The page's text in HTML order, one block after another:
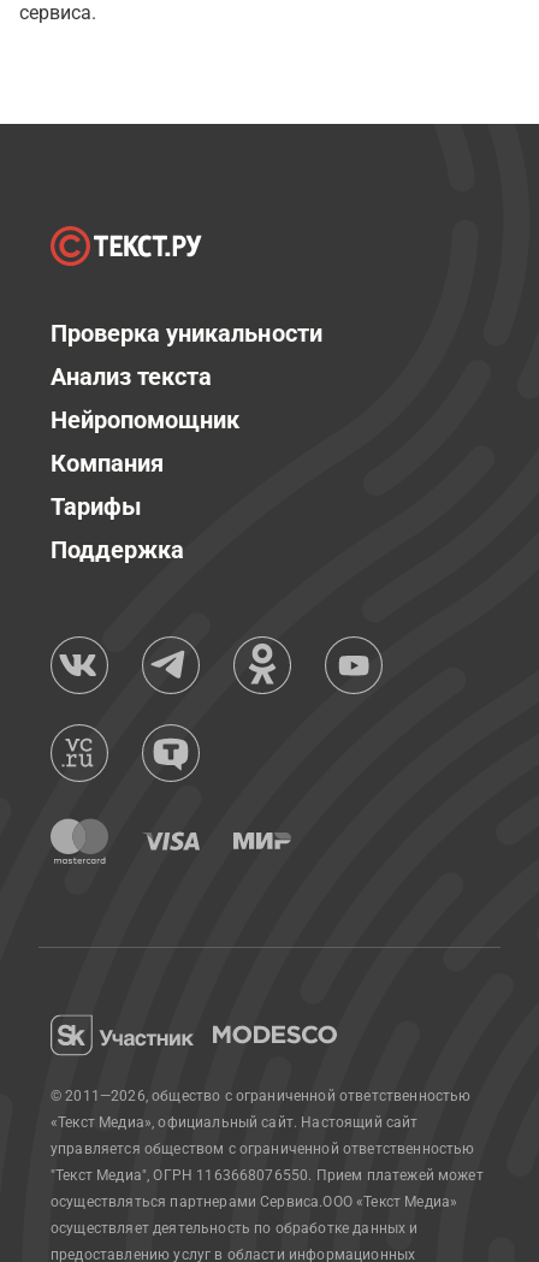
сервиса.
Проверка уникальности
Анализ текста
Нейропомощник
Компания
Тарифы
Поддержка
© 2011—2026, общество с ограниченной ответственностью
«Текст Медиа», официальный сайт. Настоящий сайт
управляется обществом с ограниченной ответственностью
"Текст Медиа", ОГРН 1163668076550. Прием платежей может
осуществляться партнерами Сервиса.ООО «Текст Медиа»
осуществляет деятельность по обработке данных и
предоставлению услуг в области информационных